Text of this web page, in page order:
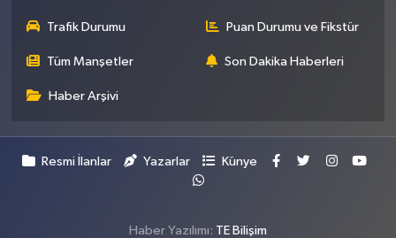
Trafik Durumu Puan Durumu ve Fikstür
Tüm Manşetler Son Dakika Haberleri
Haber Arşivi
Resmi İlanlar Yazarlar Künye
Haber Yazılımı: TE Bilişim